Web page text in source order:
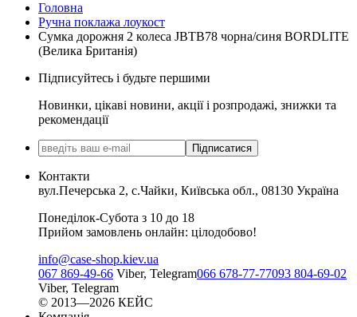
Головна
Ручна поклажа лоукост
Сумка дорожня 2 колеса JBTB78 чорна/синя BORDLITE
(Велика Британія)
Підписуйтесь і будьте першими
Новинки, цікаві новини, акції і розпродажі, знижки та
рекомендації
Підписатися
Контакти
вул.Печерська 2, с.Чайки, Київська обл., 08130 Україна
Понеділок-Субота з 10 до 18
Прийом замовлень онлайн: цілодобово!
info@case-shop.kiev.ua
067 869-49-66 Viber, Telegram066 678-77-77093 804-69-02
Viber, Telegram
© 2013—2026 КЕЙС